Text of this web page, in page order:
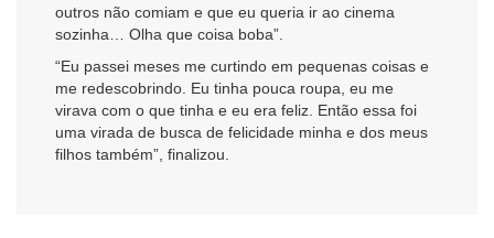
outros não comiam e que eu queria ir ao cinema
sozinha… Olha que coisa boba”.
“Eu passei meses me curtindo em pequenas coisas e
me redescobrindo. Eu tinha pouca roupa, eu me
virava com o que tinha e eu era feliz. Então essa foi
uma virada de busca de felicidade minha e dos meus
filhos também”, finalizou.